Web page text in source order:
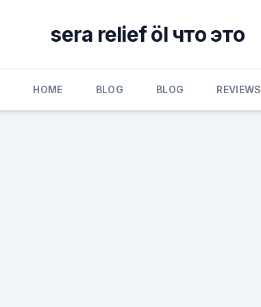
sera relief öl что это
HOME BLOG BLOG REVIEWS